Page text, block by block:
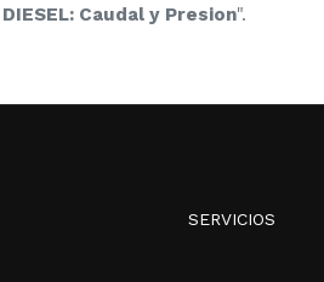
Caudal y Presion".
SERVICIOS